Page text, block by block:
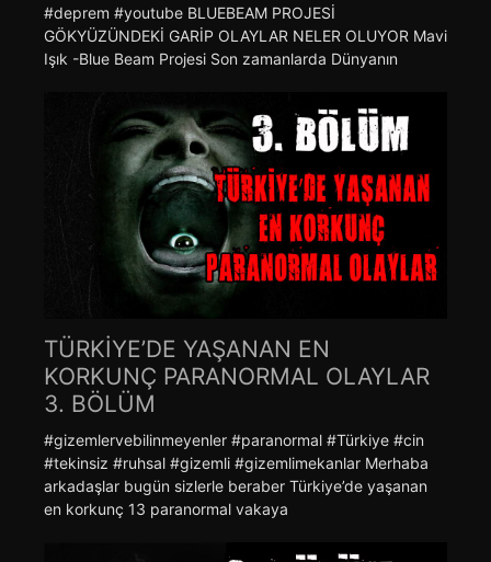
#deprem #youtube BLUEBEAM PROJESİ
GÖKYÜZÜNDEKİ GARİP OLAYLAR NELER OLUYOR Mavi
Işık -Blue Beam Projesi Son zamanlarda Dünyanın
TÜRKİYE’DE YAŞANAN EN
KORKUNÇ PARANORMAL OLAYLAR
3. BÖLÜM
#gizemlervebilinmeyenler #paranormal #Türkiye #cin
#tekinsiz #ruhsal #gizemli #gizemlimekanlar Merhaba
arkadaşlar bugün sizlerle beraber Türkiye’de yaşanan
en korkunç 13 paranormal vakaya